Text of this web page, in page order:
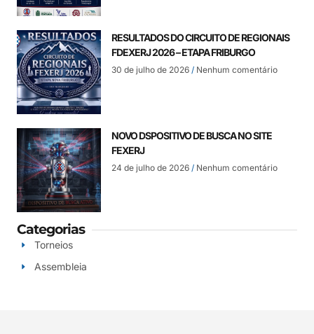
RESULTADOS DO CIRCUITO DE REGIONAIS
FDEXERJ 2026 – ETAPA FRIBURGO
30 de julho de 2026 Nenhum comentário
NOVO DSPOSITIVO DE BUSCA NO SITE
FEXERJ
24 de julho de 2026 Nenhum comentário
Categorias
Torneios
Assembleia